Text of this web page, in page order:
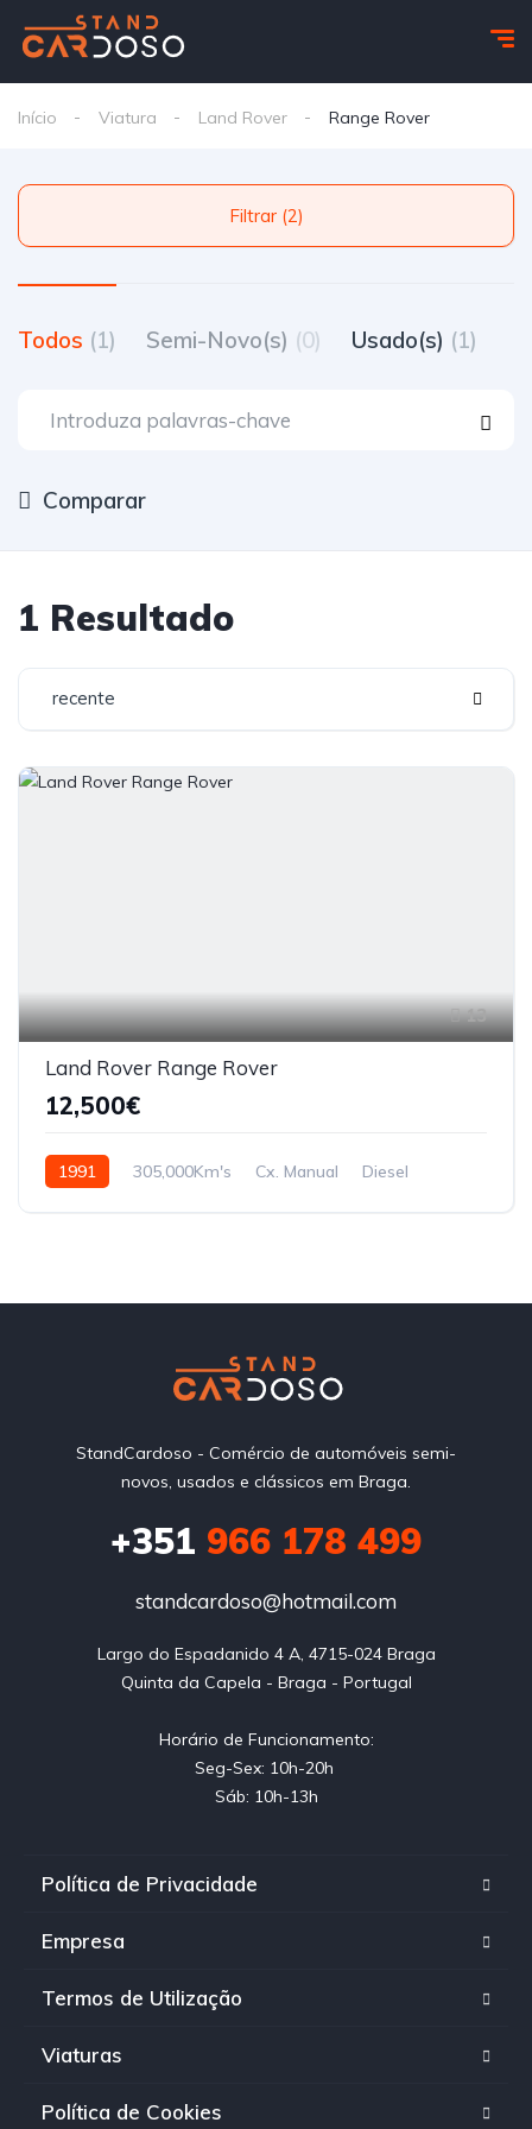
Início Viatura Land Rover Range Rover
Filtrar (2)
Todos (1) Semi-Novo(s) (0) Usado(s) (1)
Comparar
1 Resultado
recente
13
Land Rover Range Rover
12,500€
1991 305,000Km's Cx. Manual
Diesel
StandCardoso - Comércio de automóveis semi-
novos, usados e clássicos em Braga.
+351 966 178 499
standcardoso@hotmail.com
Largo do Espadanido 4 A, 4715-024 Braga
Quinta da Capela - Braga - Portugal
Horário de Funcionamento:
Seg-Sex: 10h-20h
Sáb: 10h-13h
Política de Privacidade
Empresa
Termos de Utilização
Viaturas
Política de Cookies